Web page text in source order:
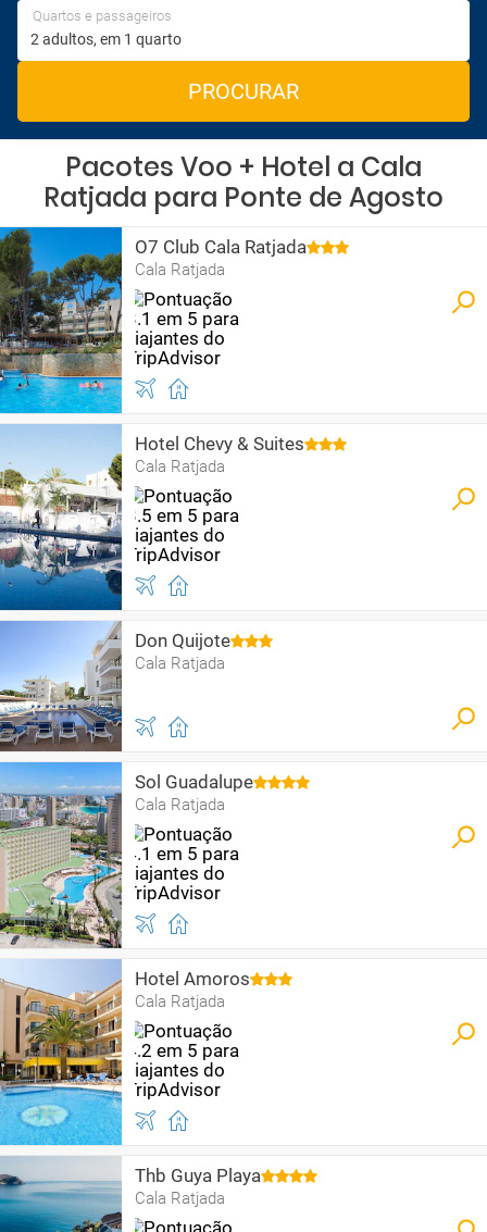
Quartos e passageiros
PROCURAR
Pacotes Voo + Hotel a Cala
Ratjada para Ponte de Agosto
O7 Club Cala Ratjada
Cala Ratjada
Hotel Chevy & Suites
Cala Ratjada
Don Quijote
Cala Ratjada
Sol Guadalupe
Cala Ratjada
Hotel Amoros
Cala Ratjada
Thb Guya Playa
Cala Ratjada